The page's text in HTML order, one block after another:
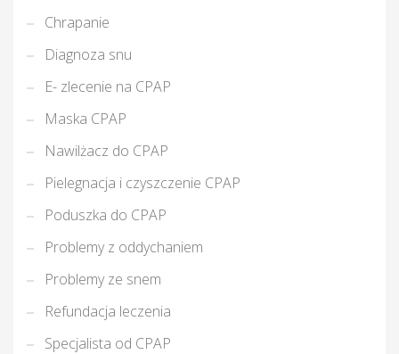
Chrapanie
Diagnoza snu
E- zlecenie na CPAP
Maska CPAP
Nawilżacz do CPAP
Pielegnacja i czyszczenie CPAP
Poduszka do CPAP
Problemy z oddychaniem
Problemy ze snem
Refundacja leczenia
Specjalista od CPAP